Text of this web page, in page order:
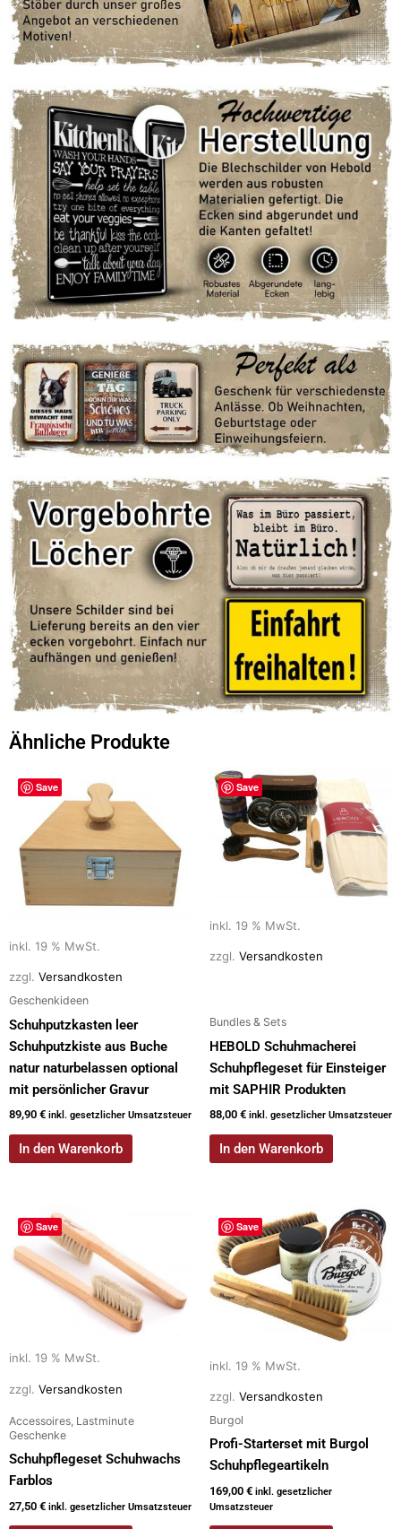
Ähnliche Produkte
Save
inkl. 19 % MwSt.
zzgl. Versandkosten
Geschenkideen
Schuhputzkasten leer
Schuhputzkiste aus Buche
natur naturbelassen optional
mit persönlicher Gravur
89,90 € inkl. gesetzlicher Umsatzsteuer
In den Warenkorb
Save
inkl. 19 % MwSt.
zzgl. Versandkosten
Bundles & Sets
HEBOLD Schuhmacherei
Schuhpflegeset für Einsteiger
mit SAPHIR Produkten
88,00 € inkl. gesetzlicher Umsatzsteuer
In den Warenkorb
Save
inkl. 19 % MwSt.
zzgl. Versandkosten
Accessoires, Lastminute
Geschenke
Schuhpflegeset Schuhwachs
Farblos
27,50 € inkl. gesetzlicher Umsatzsteuer
Save
inkl. 19 % MwSt.
zzgl. Versandkosten
Burgol
Profi-Starterset mit Burgol
Schuhpflegeartikeln
169,00 € inkl. gesetzlicher
Umsatzsteuer